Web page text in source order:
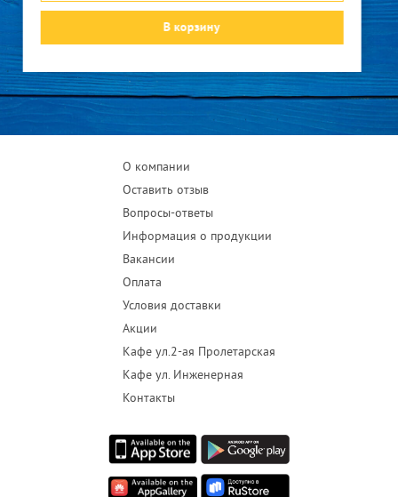
В корзину
О компании
Оставить отзыв
Вопросы-ответы
Информация о продукции
Вакансии
Оплата
Условия доставки
Акции
Кафе ул.2-ая Пролетарская
Кафе ул. Инженерная
Контакты